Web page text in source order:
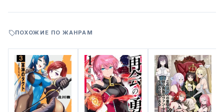
ПОХОЖИЕ ПО ЖАНРАМ